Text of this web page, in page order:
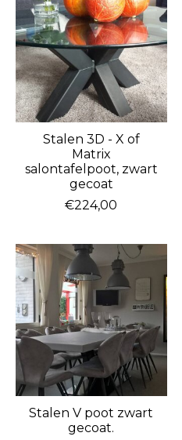
Stalen 3D - X of
Matrix
salontafelpoot, zwart
gecoat
€224,00
Stalen V poot zwart
gecoat.